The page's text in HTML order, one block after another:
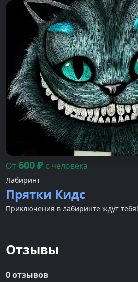
От600₽ с человека
Лабиринт
Прятки Кидс
Приключения в лабиринте ждут тебя!
Отзывы
0 отзывов